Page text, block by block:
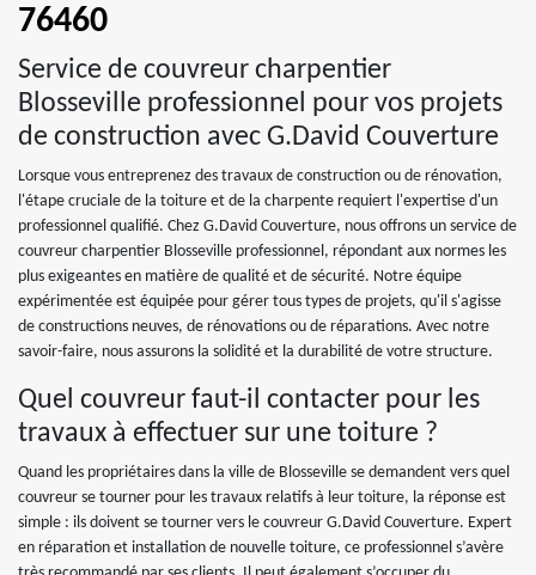
76460
Service de couvreur charpentier
Blosseville professionnel pour vos projets
de construction avec G.David Couverture
Lorsque vous entreprenez des travaux de construction ou de rénovation,
l'étape cruciale de la toiture et de la charpente requiert l'expertise d'un
professionnel qualifié. Chez G.David Couverture, nous offrons un service de
couvreur charpentier Blosseville professionnel, répondant aux normes les
plus exigeantes en matière de qualité et de sécurité. Notre équipe
expérimentée est équipée pour gérer tous types de projets, qu'il s'agisse
de constructions neuves, de rénovations ou de réparations. Avec notre
savoir-faire, nous assurons la solidité et la durabilité de votre structure.
Quel couvreur faut-il contacter pour les
travaux à effectuer sur une toiture ?
Quand les propriétaires dans la ville de Blosseville se demandent vers quel
couvreur se tourner pour les travaux relatifs à leur toiture, la réponse est
simple : ils doivent se tourner vers le couvreur G.David Couverture. Expert
en réparation et installation de nouvelle toiture, ce professionnel s’avère